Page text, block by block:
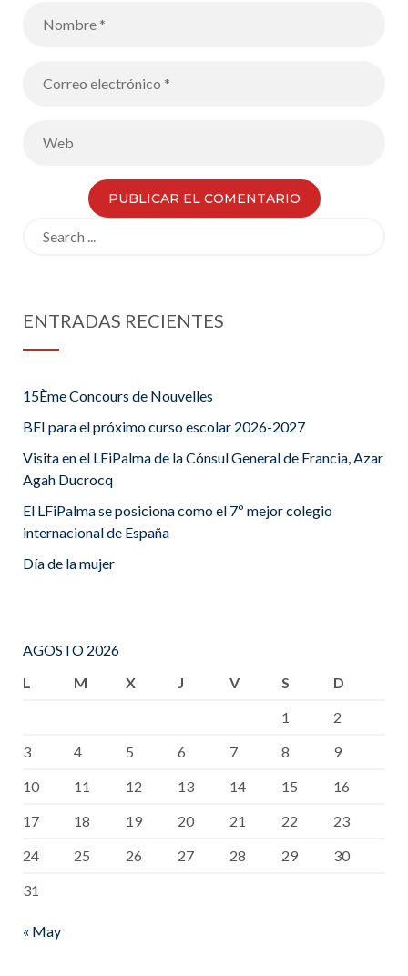
moléculas en
mediante una
modelización
educativa
ENTRADAS RECIENTES
15Ème Concours de Nouvelles
BFI para el próximo curso escolar 2026-2027
Visita en el LFiPalma de la Cónsul General de Francia, Azar
Agah Ducrocq
El LFiPalma se posiciona como el 7º mejor colegio
internacional de España
Día de la mujer
AGOSTO 2026
L
M X J V S
D
1
2
3
4 5 6 7 8
9
10
11 12 13 14 15
16
17
18 19 20 21 22
23
24
25 26 27 28 29
30
31
« May